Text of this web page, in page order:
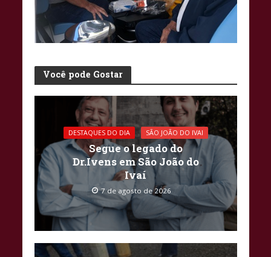
Você pode Gostar
DESTAQUES DO DIA SÃO JOÃO DO IVAI
Segue o legado do
Dr.Ivens em São João do
Ivaí
7 de agosto de 2026